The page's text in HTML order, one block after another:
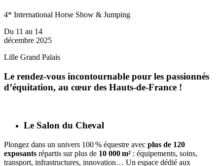
4* International Horse Show & Jumping
Du 11 au 14
décembre 2025
Lille Grand Palais
Le rendez-vous incontournable pour les passionnés
d’équitation, au cœur des Hauts-de-France !
Le Salon du Cheval
Plongez dans un univers 100 % équestre avec plus de 120
exposants répartis sur plus de 10 000 m² : équipements, soins,
transport, infrastructures, innovation… Un espace dédié aux